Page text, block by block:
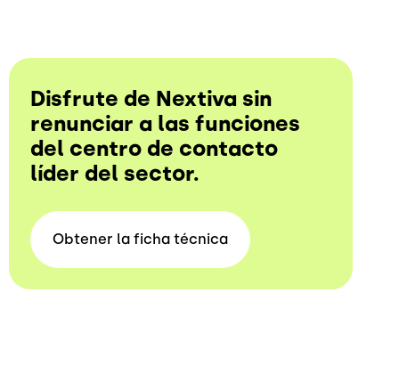
Disfrute de Nextiva sin
renunciar a las funciones
del centro de contacto
líder del sector.
Obtener la fichatécnica